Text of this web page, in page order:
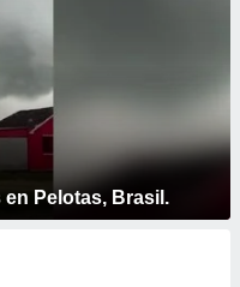
Pelotas, Brasil.